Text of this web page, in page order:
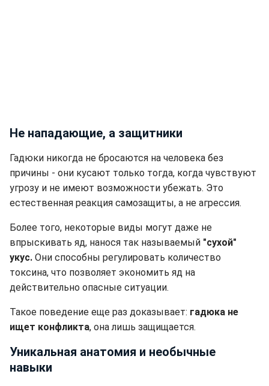
Не нападающие, а защитники
Гадюки никогда не бросаются на человека без
причины - они кусают только тогда, когда чувствуют
угрозу и не имеют возможности убежать. Это
естественная реакция самозащиты, а не агрессия.
Более того, некоторые виды могут даже не
впрыскивать яд, нанося так называемый "сухой"
укус. Они способны регулировать количество
токсина, что позволяет экономить яд на
действительно опасные ситуации.
Такое поведение еще раз доказывает: гадюка не
ищет конфликта, она лишь защищается.
Уникальная анатомия и необычные
навыки